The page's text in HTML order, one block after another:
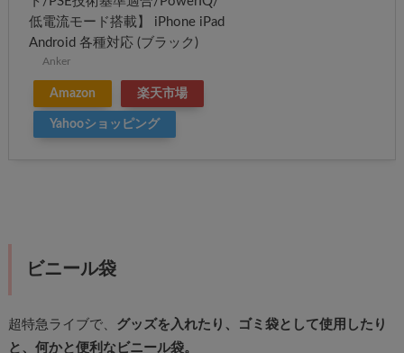
低電流モード搭載】 iPhone iPad
Android 各種対応 (ブラック)
Anker
Amazon 楽天市場
Yahooショッピング
ビニール袋
超特急ライブで、 グッズを入れたり、ゴミ袋として使用したり
と、何かと便利なビニール袋。